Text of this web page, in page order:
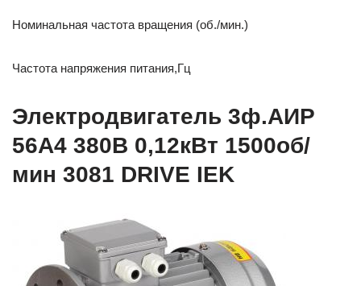
Номинальная частота вращения (об./мин.)
Частота напряжения питания,Гц
Электродвигатель 3ф.АИР
56A4 380В 0,12кВт 1500об/
мин 3081 DRIVE IEK